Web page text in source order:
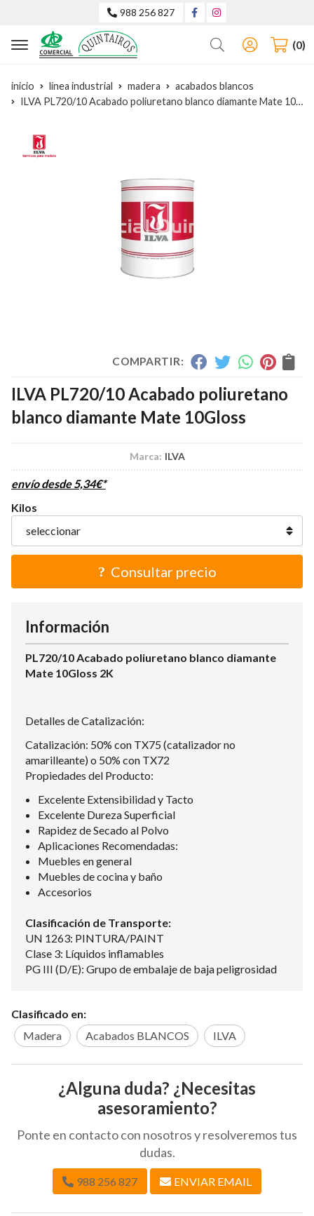
988 256 827
Buscar 0
inicio línea industrial madera
acabados blancos
ILVA PL720/10 Acabado poliuretano blanco diamante Mate 10Gloss
COMPARTIR:
ILVA PL720/10 Acabado poliuretano
blanco diamante Mate 10Gloss
Marca: ILVA
envío desde5,34€*
Kilos
Consultar precio
Información
PL720/10 Acabado poliuretano blanco diamante
Mate 10Gloss 2K
Detalles de Catalización:
Catalización: 50% con TX75 (catalizador no
amarilleante) o 50% con TX72
Propiedades del Producto:
Excelente Extensibilidad y Tacto
Excelente Dureza Superficial
Rapidez de Secado al Polvo
Aplicaciones Recomendadas:
Muebles en general
Muebles de cocina y baño
Accesorios
Clasificación de Transporte:
UN 1263: PINTURA/PAINT
Clase 3: Líquidos inflamables
PG III (D/E): Grupo de embalaje de baja peligrosidad
Clasificado en:
Madera
Acabados BLANCOS ILVA
¿Alguna duda? ¿Necesitas
asesoramiento?
Ponte en contacto con nosotros y resolveremos tus
dudas.
988 256 827 ENVIAR EMAIL